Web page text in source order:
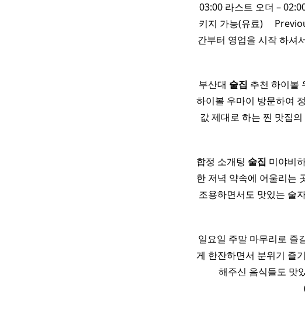
03:00 라스트 오더 –
키지 가능(유료)
간부터 영업을 시작 하셔
부산대 술집 추천 하이볼
하이볼 우마이 방문하여
값 제대로 하는 찐 맛집
합정 소개팅 술집 미야비
한 저녁 약속에 어울리는
조용하면서도 맛있는 술
일요일 주말 마무리로 즐
게 한잔하면서 분위기 즐
해주신 음식들도 맛